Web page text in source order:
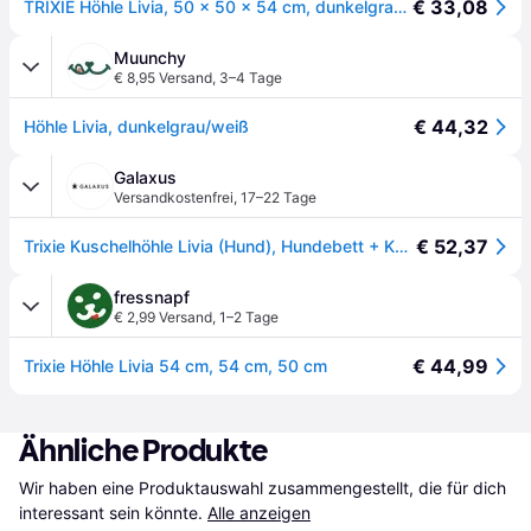
TRIXIE Höhle Livia, 50 × 50 × 54 cm, dunkelgrau/weiß € 33,08
Muunchy
€ 8,95 Versand, 3–4 Tage
Höhle Livia, dunkelgrau/weiß € 44,32
Galaxus
Versandkostenfrei, 17–22 Tage
Trixie Kuschelhöhle Livia (Hund), Hundebett + Katzenbett € 52,37
fressnapf
€ 2,99 Versand, 1–2 Tage
Trixie Höhle Livia 54 cm, 54 cm, 50 cm € 44,99
Ähnliche Produkte
Wir haben eine Produktauswahl zusammengestellt, die für dich
interessant sein könnte. Alle anzeigen